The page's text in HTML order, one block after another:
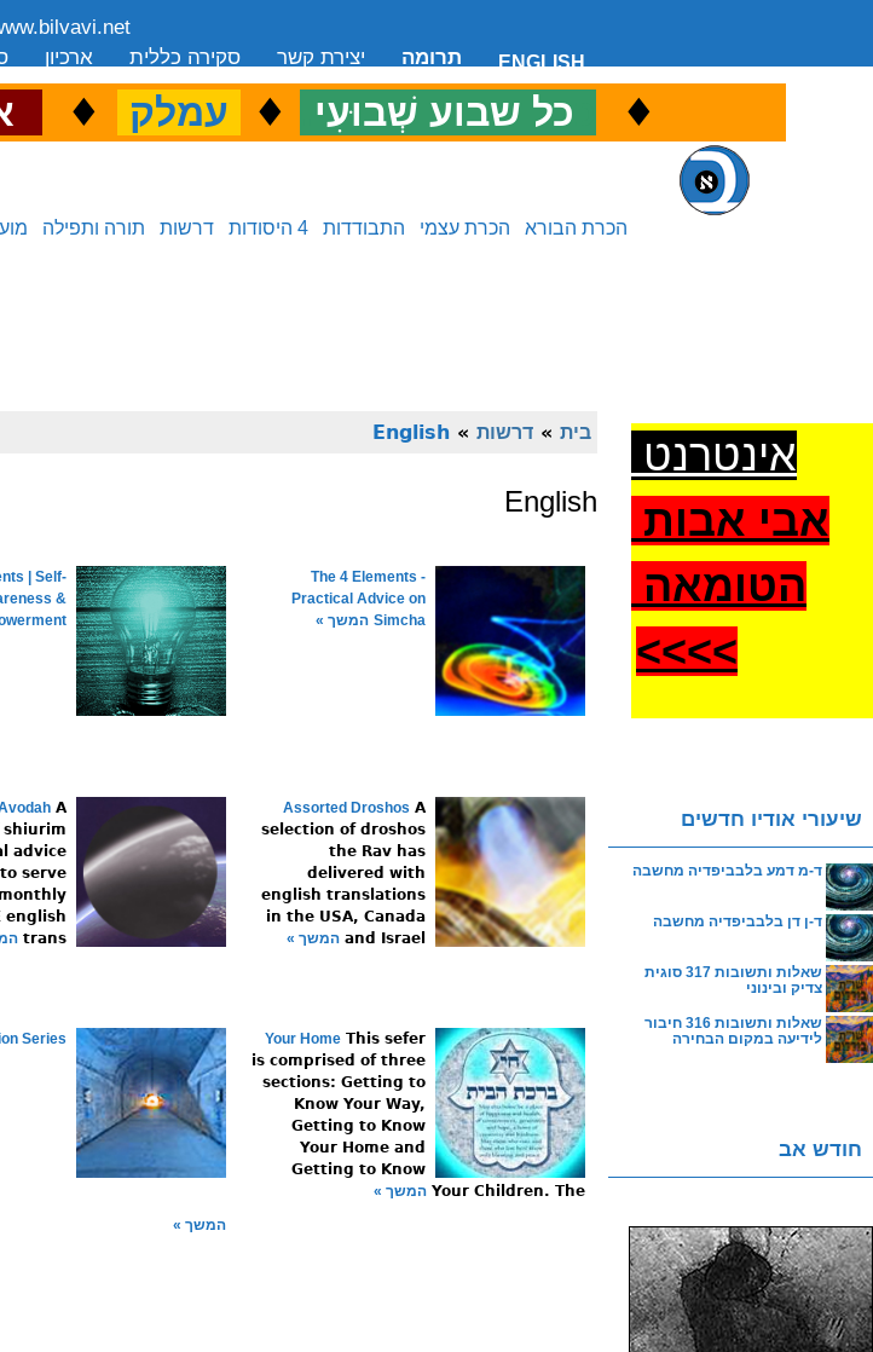
ארכיון סקירה כללית יצירת קשר תרומה ENGLISH
♦ כל שבוע שְׁבוּעִי ♦ עמלק ♦
הכרת הבורא הכרת עצמי התבודדות 4 היסודות דרשות תורה ותפילה
בית »דרשות »
English
English
The 4 Elements -
Practical Advice on
Simcha המשך »
| Self-
&
Assorted Droshos A
selection of droshos
the Rav has
delivered with
english translations
in the USA, Canada
and Israel המשך »
A
shiurim
advice
serve
english
trans
Your HomeThis sefer
is comprised of three
sections: Getting to
Know Your Way,
Getting to Know
Your Home and
Getting to Know
Your Children. The המשך »
Series
המשך »
אינטרנט
אבי אבות
הטומאה
>>>
>
שיעורי אודיו חדשים
ד-מ דמע בלבביפדיה מחשבה
ד-ן דן בלבביפדיה מחשבה
שאלות ותשובות 317 סוגית
צדיק ובינוני
שאלות ותשובות 316 חיבור
לידיעה במקום הבחירה
חודש אב